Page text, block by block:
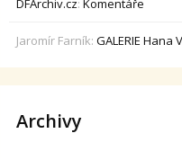
DFArchiv.cz:Komentáře
Jaromír Farník:GALERIE Hana
Archivy